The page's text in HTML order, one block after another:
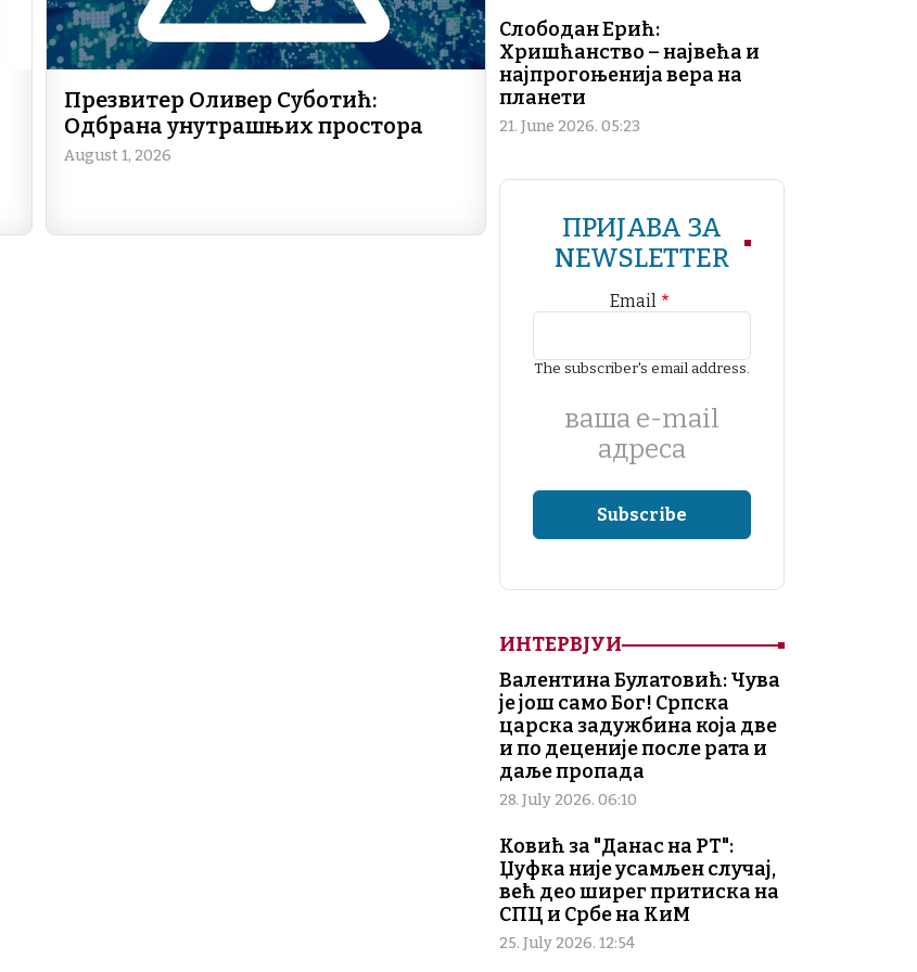
Презвитер Оливер Суботић:
Одбрана унутрашњих простора
August 1, 2026
Слободан Ерић:
Хришћанство – највећа и
најпрогоњенија вера на
планети
21. June 2026. 05:23
ПРИЈАВА ЗА
NEWSLETTER
Email
The subscriber's email address.
ваша е-mail
адреса
ИНТЕРВЈУИ
Валентина Булатовић: Чува
је још само Бог! Српска
царска задужбина која две
и по деценије после рата и
даље пропада
28. July 2026. 06:10
Ковић за "Данас на РТ":
Џуфка није усамљен случај,
већ део ширег притиска на
СПЦ и Србе на КиМ
25. July 2026. 12:54